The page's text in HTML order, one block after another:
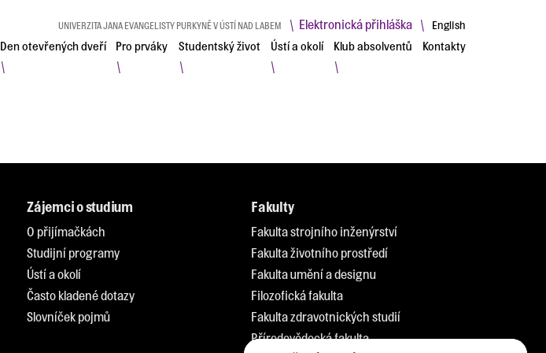
UNIVERZITA JANA EVANGELISTY PURKYNĚ V ÚSTÍ NAD LABEM \ Elektronická přihláška \ English
Den otevřených dveří
\
Pro prváky
\
Studentský život
\
Ústí a okolí
\
Klub absolventů
\
Kontakty
Zájemci o studium
O přijímačkách
Studijní programy
Ústí a okolí
Často kladené dotazy
Slovníček pojmů
Fakulty
Fakulta strojního inženýrství
Fakulta životního prostředí
Fakulta umění a designu
Filozofická fakulta
Fakulta zdravotnických studií
Přírodovědecká fakulta